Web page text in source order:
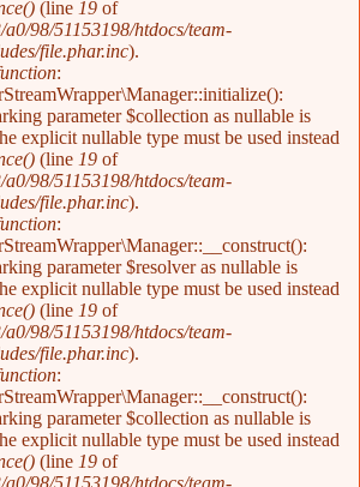
(line 19 of
98/51153198/htdocs/team-
file.phar.inc).
:
parameter $collection as nullable is
explicit nullable type must be used instead
(line 19 of
98/51153198/htdocs/team-
file.phar.inc).
:
parameter $resolver as nullable is
explicit nullable type must be used instead
(line 19 of
98/51153198/htdocs/team-
file.phar.inc).
:
parameter $collection as nullable is
explicit nullable type must be used instead
(line 19 of
98/51153198/htdocs/team-